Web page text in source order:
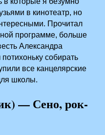
в кинотеатр, но
Прочитал
программе, больше
Александра
собирать
все канцелярские
школы.
— Сено, рок-